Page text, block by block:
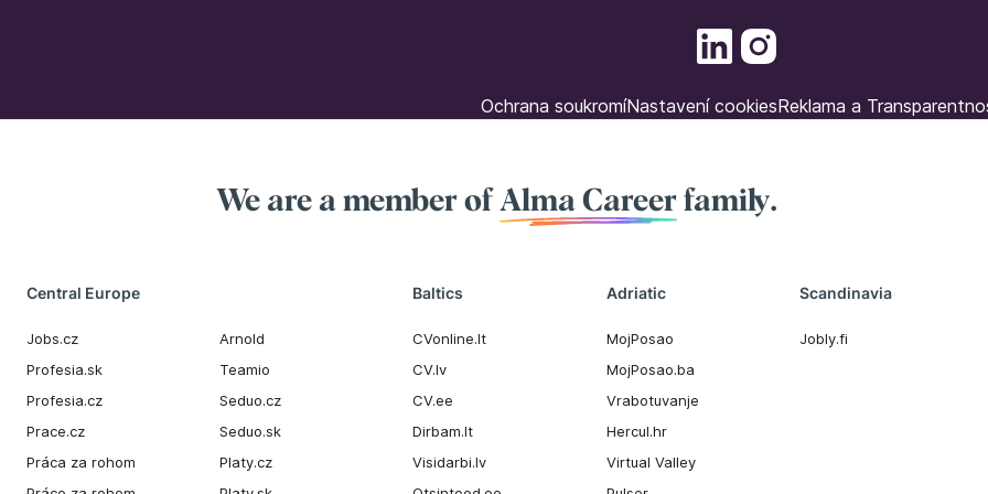
Ochrana soukromíNastavení cookiesReklama a
We are a member of Alma Careerfamily.
Central Europe
Jobs.cz
Profesia.sk
Profesia.cz
Prace.cz
Práca za rohom
Arnold
Teamio
Seduo.cz
Seduo.sk
Platy.cz
Baltics
CVonline.lt
CV.lv
CV.ee
Dirbam.It
Visidarbi.lv
Adriatic
MojPosao
MojPosao.ba
Vrabotuvanje
Hercul.hr
Virtual Valley
Scandinavia
Jobly.fi